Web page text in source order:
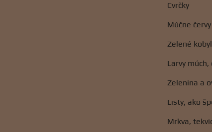
Cvrčky
Múčne
Zelené
Larvy múch,
Zelenina a
Listy, ako
Mrkva,